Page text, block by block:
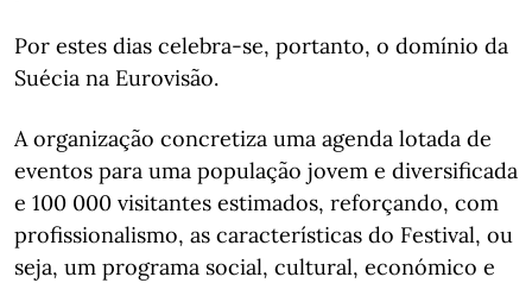
Por estes dias celebra-se, portanto, o domínio da
Suécia na Eurovisão.
A organização concretiza uma agenda lotada de
eventos para uma população jovem e diversificada
e 100 000 visitantes estimados, reforçando, com
profissionalismo, as características do Festival, ou
seja, um programa social, cultural, económico e